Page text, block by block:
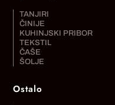
TANJIRI
ČINIJE
KUHINJSKI PRIBOR
TEKSTIL
ČAŠE
ŠOLJE
Ostalo